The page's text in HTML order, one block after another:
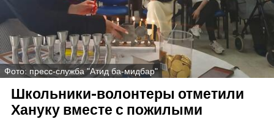
Фото: пресс-служба "Атид ба-мидбар"
Школьники-волонтеры отметили
Хануку вместе с пожилыми